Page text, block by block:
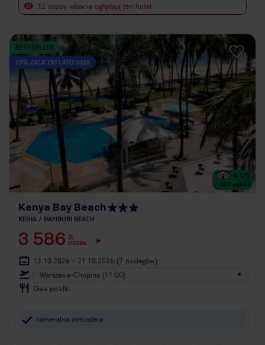
32 osoby właśnie oglądają ten hotel
BESTSELLER
25% ZALICZKI LATO 2026
4.1/5
603 opinie
Kenya Bay Beach
KENIA BAMBURI BEACH
3 586 ZŁ
OSOBA
13.10.2026 - 21.10.2026 (7 noclegów)
Warszawa-Chopina (11:00)
Dwa posiłki
kameralna atmosfera